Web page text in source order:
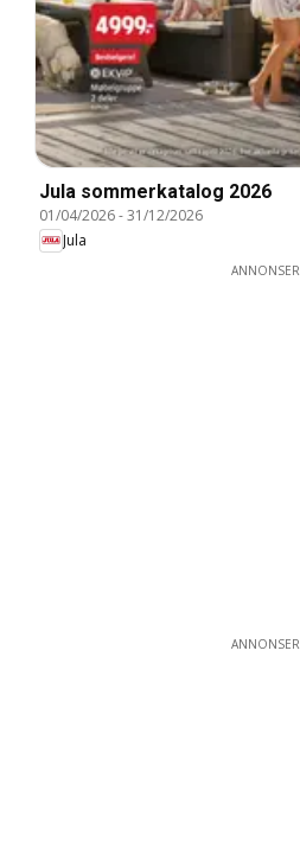
Jula sommerkatalog 2026
01/04/2026-31/12/2026
Jula
ANNONSER
ANNONSER